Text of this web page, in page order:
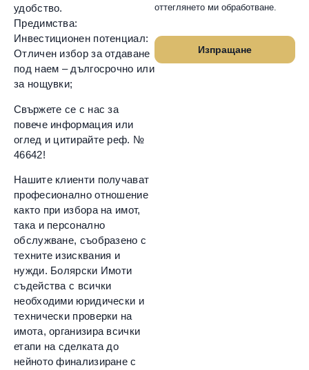
удобство.
Предимства:
Инвестиционен потенциал:
Отличен избор за отдаване
под наем – дългосрочно или
за нощувки;
Свържете се с нас за
повече информация или
оглед и цитирайте реф. №
46642!
Нашите клиенти получават
професионално отношение
както при избора на имот,
така и персонално
обслужване, съобразено с
техните изисквания и
нужди. Болярски Имоти
съдейства с всички
необходими юридически и
технически проверки на
имота, организира всички
етапи на сделката до
нейното финализиране с
оттеглянето ми обработване.
Изпращане